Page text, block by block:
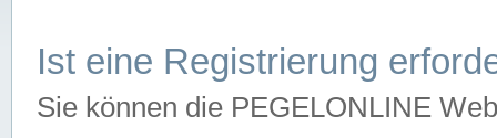
Ist eine Registrierung
Sie können die PEGELONLINE